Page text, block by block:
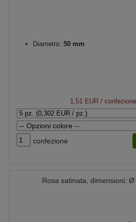
Diametro: 50 mm
1,51 EUR /
confezione
Rosa satinata, dimensioni: